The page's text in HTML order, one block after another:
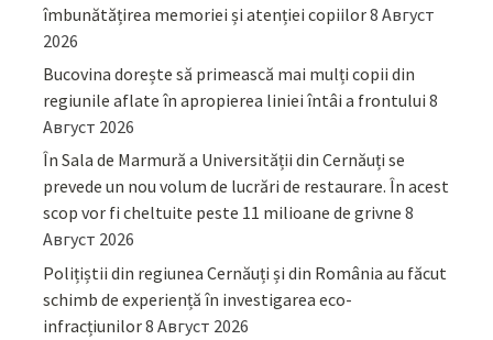
îmbunătățirea memoriei și atenției copiilor8 Август
2026
Bucovina dorește să primească mai mulți copii din
regiunile aflate în apropierea liniei întâi a frontului 8
Август 2026
În Sala de Marmură a Universității din Cernăuți se
prevede un nou volum de lucrări de restaurare. În acest
scop vor fi cheltuite peste 11 milioane de grivne 8
Август 2026
Polițiștii din regiunea Cernăuți și din România au făcut
schimb de experiență în investigarea eco-
infracțiunilor8 Август 2026